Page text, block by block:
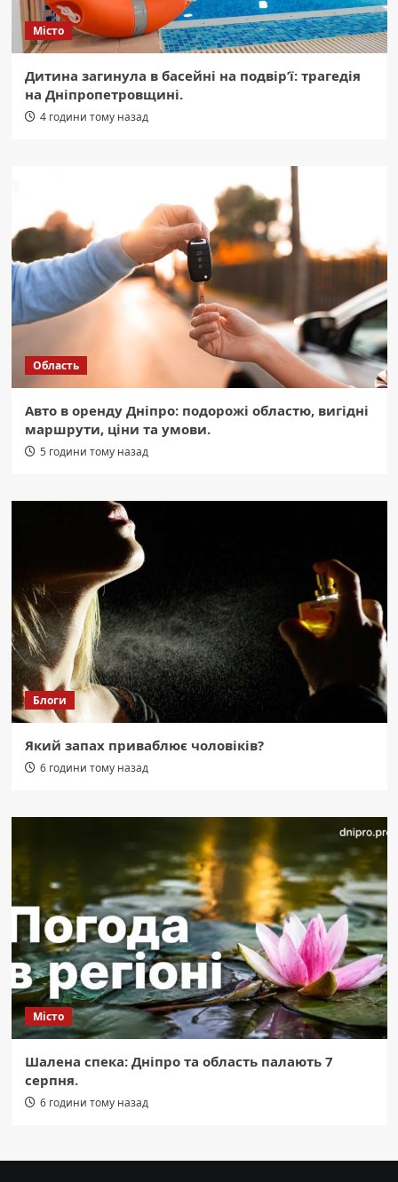
Місто
Дитина загинула в басейні на подвір’ї: трагедія
на Дніпропетровщині.
4 години тому назад
Область
Авто в оренду Дніпро: подорожі областю, вигідні
маршрути, ціни та умови.
5 години тому назад
Блоги
Який запах приваблює чоловіків?
6 години тому назад
Місто
Шалена спека: Дніпро та область палають 7
серпня.
6 години тому назад